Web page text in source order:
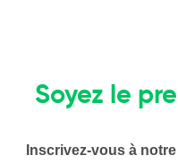
Soyez le
Inscrivez-vous à